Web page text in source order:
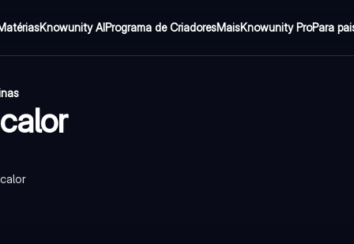
Knowunity AIPrograma de CriadoresMaisKnowunity ProPara